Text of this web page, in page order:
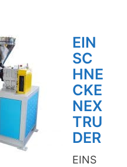
EIN
SC
HNE
CKE
NEX
TRU
DER
EINS